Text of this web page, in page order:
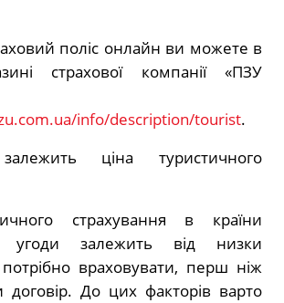
поліс онлайн ви можете в
страхової компанії «ПЗУ
info/description/tourist.
ціна туристичного
страхування в країни
угоди залежить від низки
потрібно враховувати, перш ніж
До цих факторів варто